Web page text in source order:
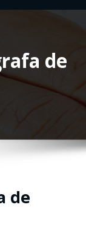
de
de